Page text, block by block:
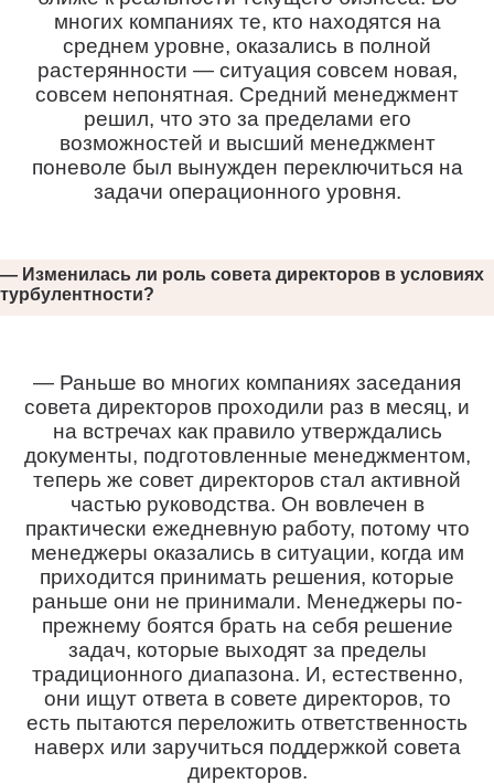
многих компаниях те, кто находятся на
среднем уровне, оказались в полной
растерянности — ситуация совсем новая,
совсем непонятная. Средний менеджмент
решил, что это за пределами его
возможностей и высший менеджмент
поневоле был вынужден переключиться на
задачи операционного уровня.
— Изменилась ли роль совета директоров в условиях
турбулентности?
— Раньше во многих компаниях заседания
совета директоров проходили раз в месяц, и
на встречах как правило утверждались
документы, подготовленные менеджментом,
теперь же совет директоров стал активной
частью руководства. Он вовлечен в
практически ежедневную работу, потому что
менеджеры оказались в ситуации, когда им
приходится принимать решения, которые
раньше они не принимали. Менеджеры по-
прежнему боятся брать на себя решение
задач, которые выходят за пределы
традиционного диапазона. И, естественно,
они ищут ответа в совете директоров, то
есть пытаются переложить ответственность
наверх или заручиться поддержкой совета
директоров.